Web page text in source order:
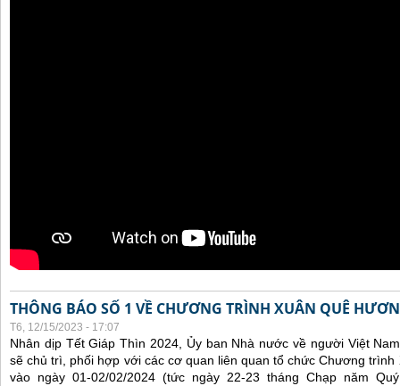
THÔNG BÁO SỐ 1 VỀ CHƯƠNG TRÌNH XUÂN QUÊ
T6, 12/15/2023 - 17:07
Nhân dịp Tết Giáp Thìn 2024, Ủy ban Nhà nước về người Việt
sẽ chủ trì, phối hợp với các cơ quan liên quan tổ chức Chương
vào ngày 01-02/02/2024 (tức ngày 22-23 tháng Chạp năm